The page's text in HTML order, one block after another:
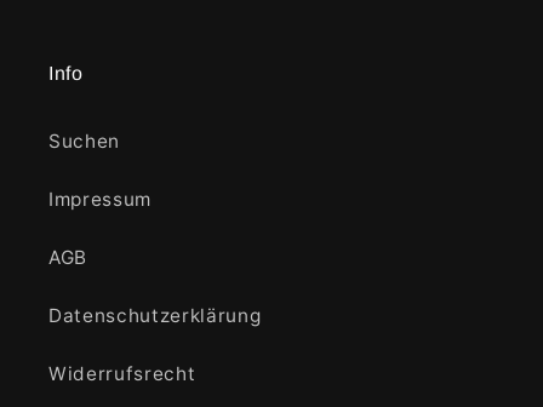
Info
Suchen
Impressum
AGB
Datenschutzerklärung
Widerrufsrecht